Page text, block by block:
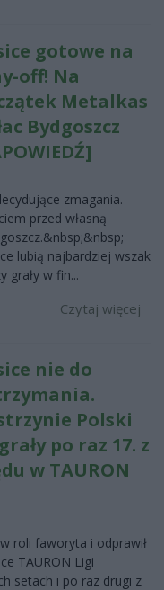
gotowe na
off! Na
Metalkas
Bydgoszcz
zmagania.
przed własną
lubią najbardziej wszak
grały w fin...
Czytaj więcej
nie do
Polski
po raz 17. z
w TAURON
roli faworyta i odprawił
TAURON Ligi
setach i po raz drugi z